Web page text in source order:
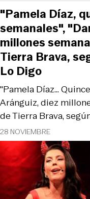
28 NOVIEMBRE
"Pamela Díaz...
Aránguiz, diez
de Tierra Brava,
"Pamela Díaz,
semanales",
millones
Tierra Brava,
Lo Digo